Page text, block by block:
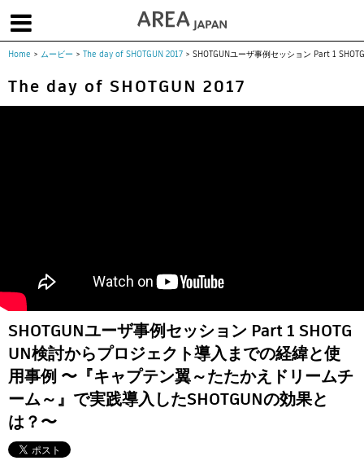
About us | フォーラム | お問合せ | メールマガジン
3DCGとは
建築・製造
Flow Production Tracking（旧ShotGrid）
Flow Studio
Home > ムービー > The day of SHOTGUN 2017 > SHOTGUNユーザ事例セッション Part 1
The day of SHOTGUN 2017
SHOTGUNユーザ事例セッション Part 1 SHOTG
UN検討からプロジェクト導入までの経緯と使
用事例 〜『キャプテン翼～たたかえドリームチ
ーム～』で実践導入したSHOTGUNの効果と
は？〜